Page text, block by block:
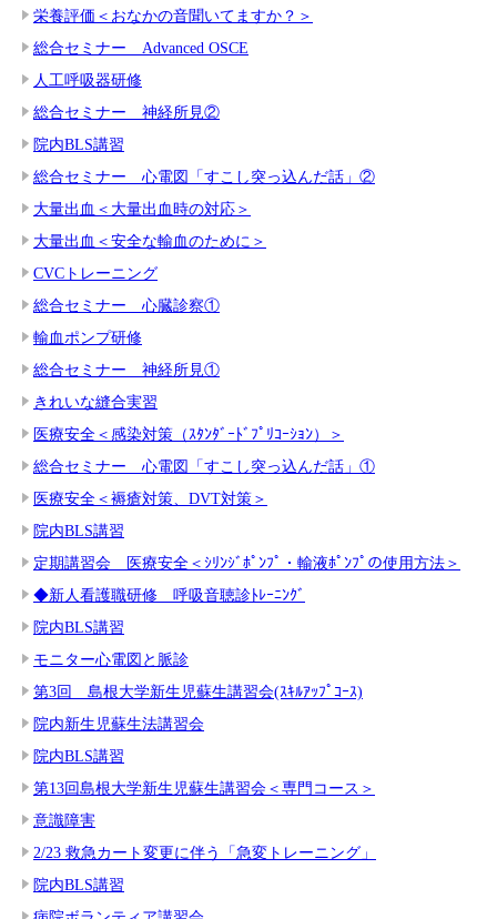
栄養評価＜おなかの音聞いてますか？＞
総合セミナー Advanced OSCE
人工呼吸器研修
総合セミナー 神経所見②
院内BLS講習
総合セミナー 心電図「すこし突っ込んだ話」②
大量出血＜大量出血時の対応＞
大量出血＜安全な輸血のために＞
CVCトレーニング
総合セミナー 心臓診察①
輸血ポンプ研修
総合セミナー 神経所見①
きれいな縫合実習
医療安全＜感染対策（ｽﾀﾝﾀﾞｰﾄﾞﾌﾟﾘｺｰｼｮﾝ）＞
総合セミナー 心電図「すこし突っ込んだ話」①
医療安全＜褥瘡対策、DVT対策＞
院内BLS講習
定期講習会 医療安全＜ｼﾘﾝｼﾞﾎﾟﾝﾌﾟ・輸液ﾎﾟﾝﾌﾟの使用方法＞
◆新人看護職研修 呼吸音聴診ﾄﾚｰﾆﾝｸﾞ
院内BLS講習
モニター心電図と脈診
第3回 島根大学新生児蘇生講習会(ｽｷﾙｱｯﾌﾟｺｰｽ)
院内新生児蘇生法講習会
院内BLS講習
第13回島根大学新生児蘇生講習会＜専門コース＞
意識障害
2/23 救急カート変更に伴う「急変トレーニング」
院内BLS講習